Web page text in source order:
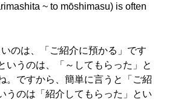
~ to mōshimasu) is often
のは、「ご紹介に預かる」です
いうのは、「～してもらった」と
。ですから、簡単に言うと「ご紹
うのは「紹介してもらった」とい